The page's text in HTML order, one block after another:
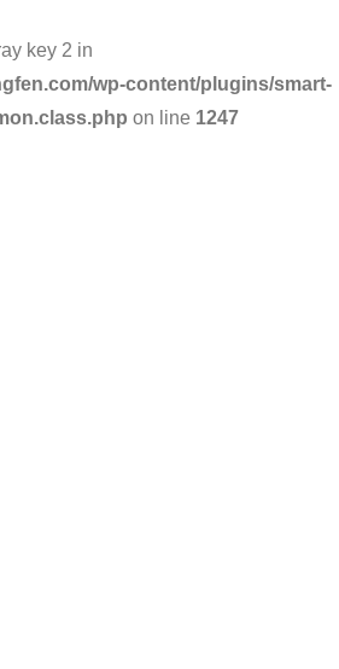
key 2 in
wp-content/plugins/smart-
on line 1247